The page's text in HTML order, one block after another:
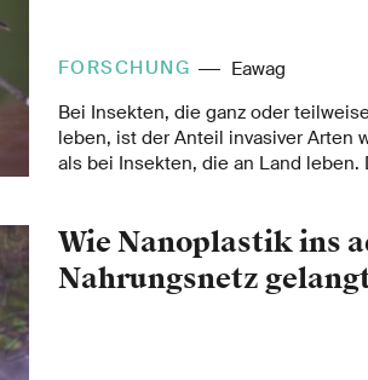
FORSCHUNG
Eawag
Bei Insekten, die ganz oder
leben, ist der Anteil invasiver Arten
als bei Insekten, die an Land leben.
Wasserforschungsinstitut Eawag
internationalen Forscherteam.
Wie Nanoplastik ins
Nahrungsnetz